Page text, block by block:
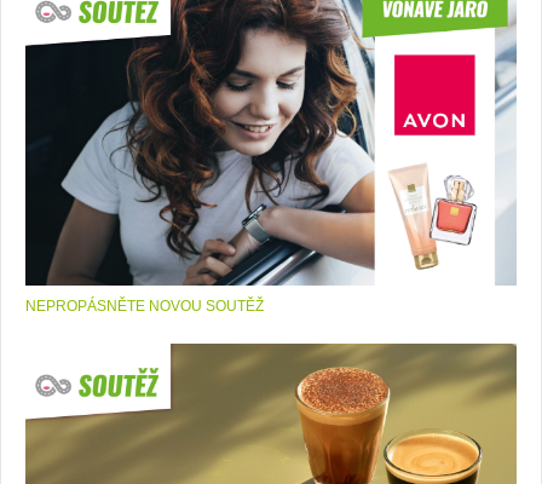
NEPROPÁSNĚTE NOVOU SOUTĚŽ